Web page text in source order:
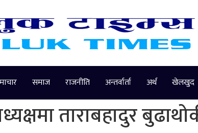
समाज राजनीति अन्तर्वार्ता अर्थ खेलखुद
ताराबहादुर